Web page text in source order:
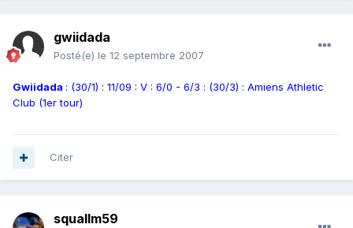
gwiidada
Posté(e) le 12 septembre 2007
Gwiidada : (30/1) : 11/09 : V : 6/0 - 6/3 : (30/3) : Amiens Athletic
Club (1er tour)
Citer
squallm59